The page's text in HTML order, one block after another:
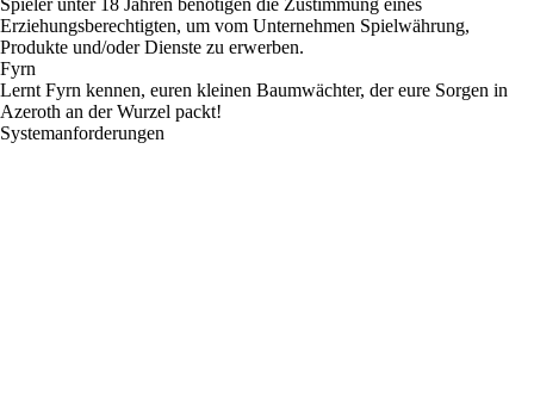
Erziehungsberechtigten, um vom Unternehmen Spielwährung,
Produkte und/oder Dienste zu erwerben.
Fyrn
Lernt Fyrn kennen, euren kleinen Baumwächter, der eure Sorgen in
Azeroth an der Wurzel packt!
Systemanforderungen